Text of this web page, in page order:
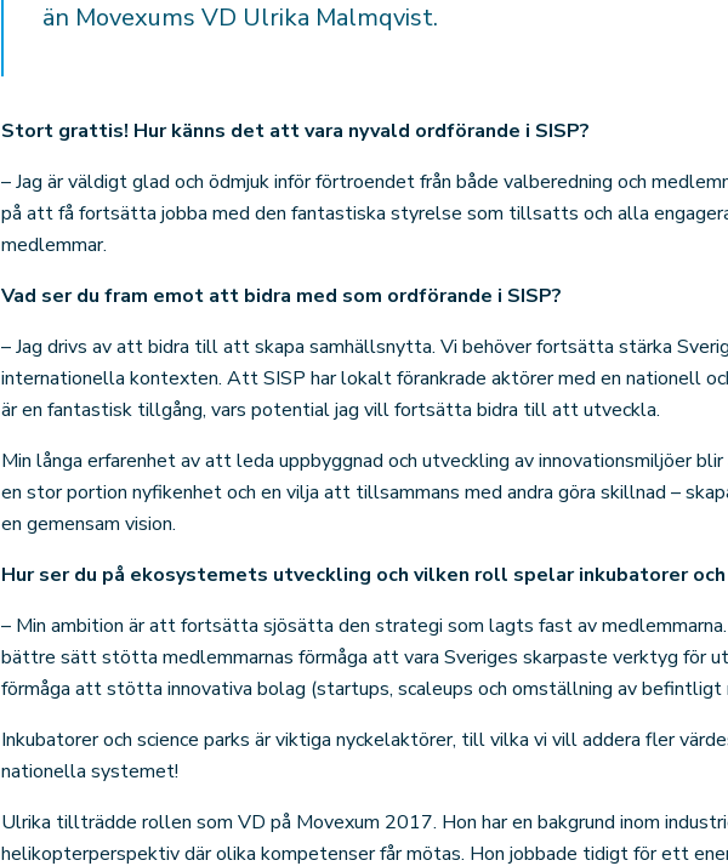
än Movexums VD Ulrika Malmqvist.
Stort grattis! Hur känns det att vara nyvald ordförande i SISP?
– Jag är väldigt glad och ödmjuk inför förtroendet från både valberedning och
på att få fortsätta jobba med den fantastiska styrelse som tillsatts och alla
medlemmar.
Vad ser du fram emot att bidra med som ordförande i SISP?
– Jag drivs av att bidra till att skapa samhällsnytta. Vi behöver fortsätta stärka
internationella kontexten. Att SISP har lokalt förankrade aktörer med en nationell
är en fantastisk tillgång, vars potential jag vill fortsätta bidra till att utveckla.
Min långa erfarenhet av att leda uppbyggnad och utveckling av innovationsmiljöer
en stor portion nyfikenhet och en vilja att tillsammans med andra göra skillnad –
en gemensam vision.
Hur ser du på ekosystemets utveckling och vilken roll spelar inkubatorer
– Min ambition är att fortsätta sjösätta den strategi som lagts fast av
bättre sätt stötta medlemmarnas förmåga att vara Sveriges skarpaste verktyg för
förmåga att stötta innovativa bolag (startups, scaleups och omställning av
Inkubatorer och science parks är viktiga nyckelaktörer, till vilka vi vill addera fler
nationella systemet!
Ulrika tillträdde rollen som VD på Movexum 2017. Hon har en bakgrund inom
helikopterperspektiv där olika kompetenser får mötas. Hon jobbade tidigt för ett